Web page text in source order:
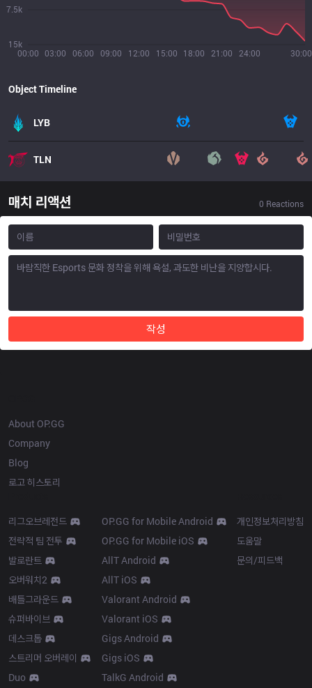
00:00 03:00 06:00 09:00 12:00 15:00 18:00 21:00 24:00 30:00
15k
7.5k
Object Timeline
LYB
TLN
매치 리액션 0 Reactions
작성
About OP.GG
Company
Blog
로고 히스토리
리그오브레전드
전략적 팀 전투
발로란트
오버워치2
배틀그라운드
슈퍼바이브
데스크톱
스트리머 오버레이
Duo
OP.GG for Mobile Android
OP.GG for Mobile iOS
AllT Android
AllT iOS
Valorant Android
Valorant iOS
Gigs Android
Gigs iOS
TalkG Android
개인정보처리방침
도움말
문의/피드백